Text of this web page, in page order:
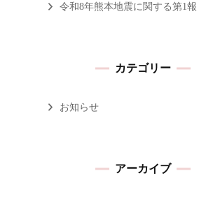
令和8年熊本地震に関する第1報
カテゴリー
お知らせ
アーカイブ